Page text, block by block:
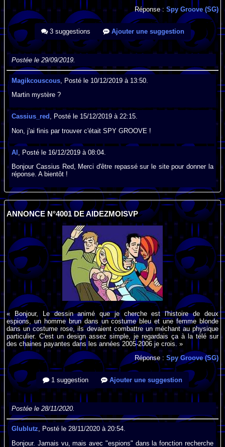
Réponse :Spy Groove (SG)
3 suggestions Ajouter une suggestion
Postée le 29/09/2019.
Magikcouscous , Posté le 10/12/2019 à 13:50.
Martin mystère ?
Cassius_red , Posté le 15/12/2019 à 22:15.
Non, j'ai finis par trouver c'était SPY GROOVE !
Al
, Posté le 16/12/2019 à 08:04.
Bonjour Cassius Red, Merci d'être repassé sur le site pour donner la
réponse. A bientôt !
ANNONCE N°4001 DE AIDEZMOISVP
« Bonjour, Le dessin animé que je cherche est l'histoire de deux
espions, un homme brun dans un costume bleu et une femme blonde
dans un costume rose, ils devaient combattre un méchant au physique
particulier. C'est un design assez simple, je regardais ça à la télé sur
des chaines payantes dans les années 2005-2006 je crois. »
Réponse : Spy Groove (SG)
1 suggestion Ajouter une suggestion
Postée le 28/11/2020.
Glublutz, Posté le 28/11/2020 à 20:54.
Bonjour. Jamais vu, mais avec "espions" dans la fonction recherche